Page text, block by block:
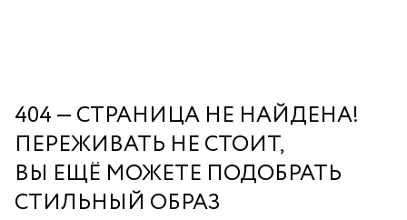
404 — СТРАНИЦА НЕ НАЙДЕНА!
ПЕРЕЖИВАТЬ НЕ СТОИТ,
ВЫ ЕЩЁ МОЖЕТЕ ПОДОБРАТЬ
СТИЛЬНЫЙ ОБРАЗ